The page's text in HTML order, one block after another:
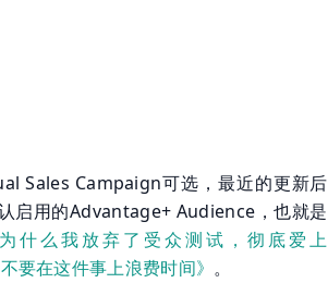
Sales Campaign可选，最近的更新后
启用的Advantage+ Audience，也就是
为什么我放弃了受众测试，彻底爱上
在这件事上浪费时间》 。